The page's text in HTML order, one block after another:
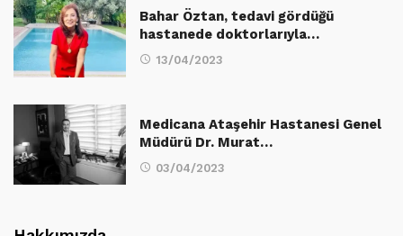
Bahar Öztan, tedavi gördüğü
hastanede doktorlarıyla…
13/04/2023
Medicana Ataşehir Hastanesi Genel
Müdürü Dr. Murat…
03/04/2023